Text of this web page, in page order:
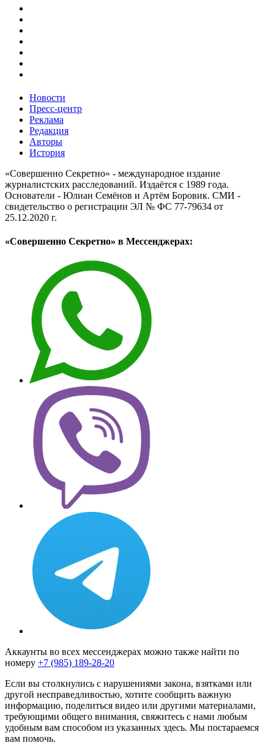
Новости
Пресс-центр
Реклама
Редакция
Авторы
История
«Совершенно Секретно» - международное издание
журналистских расследований. Издаётся с 1989 года.
Основатели - Юлиан Семёнов и Артём Боровик. CМИ -
свидетельство о регистрации ЭЛ № ФС 77-79634 от
25.12.2020 г.
«Совершенно Секретно» в Мессенджерах:
Аккаунты во всех мессенджерах можно также найти по
номеру +7 (985) 189-28-20
Если вы столкнулись с нарушениями закона, взятками или
другой несправедливостью, хотите сообщить важную
информацию, поделиться видео или другими материалами,
требующими общего внимания, свяжитесь с нами любым
удобным вам способом из указанных здесь. Мы постараемся
вам помочь.